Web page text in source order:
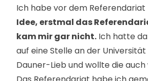
Ich habe vor dem
Idee, erstmal das
kam mir gar nicht. Ich hatte
auf eine Stelle an der Universität
Dauner-Lieb und wollte die